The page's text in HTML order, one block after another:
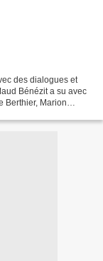
des dialogues et
Bénézit a su avec
Berthier, Marion